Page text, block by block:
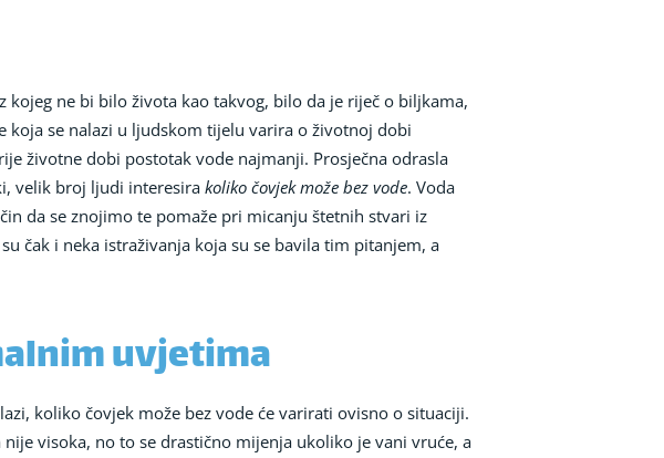
ne bi bilo života kao takvog, bilo da je riječ o biljkama,
se nalazi u ljudskom tijelu varira o životnoj dobi
životne dobi postotak vode najmanji. Prosječna odrasla
velik broj ljudi interesira koliko čovjek može bez vode. Voda
da se znojimo te pomaže pri micanju štetnih stvari iz
čak i neka istraživanja koja su se bavila tim pitanjem, a
uvjetima
koliko čovjek može bez vode će varirati ovisno o situaciji.
visoka, no to se drastično mijenja ukoliko je vani vruće, a